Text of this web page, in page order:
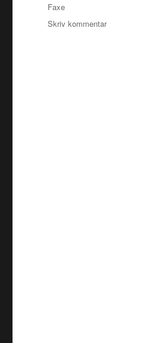
Kategorier
Faxe
Skriv kommentartil